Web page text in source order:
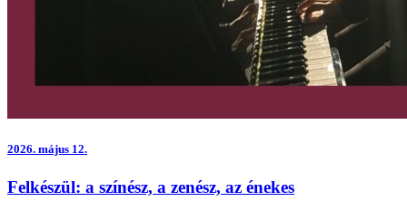
2026. május 12.
Felkészül: a színész, a zenész, az énekes